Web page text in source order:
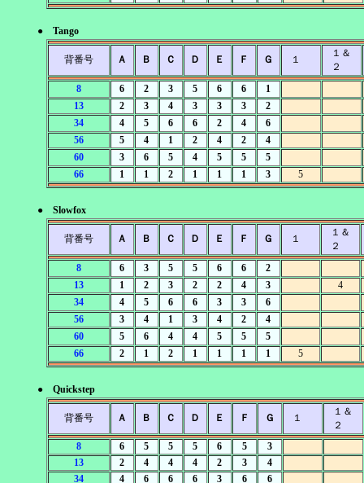
● Tango
背番号 Ａ Ｂ Ｃ Ｄ Ｅ Ｆ Ｇ １
１＆
２
8
6 2 3 5 6 6
1
13
2 3 4 3 3 3
2
34
4 5 6 6 2 4
6
56
5 4 1 2 4 2
4
60
3 6 5 4 5 5
5
66
1 1 2 1 1 1 3 5
● Slowfox
背番号 Ａ Ｂ Ｃ Ｄ Ｅ Ｆ Ｇ １
１＆
２
8
6 3 5 5 6 6
2
13
1 2 3 2 2 4 3
4
34
4 5 6 6 3 3
6
56
3 4 1 3 4 2
4
60
5 6 4 4 5 5
5
66
2 1 2 1 1 1 1 5
● Quickstep
背番号 Ａ Ｂ Ｃ Ｄ Ｅ Ｆ Ｇ １
１＆
２
8
6 5 5 5 6 5
3
13
2 4 4 4 2 3
4
34
4 6 6 6 3 6 6